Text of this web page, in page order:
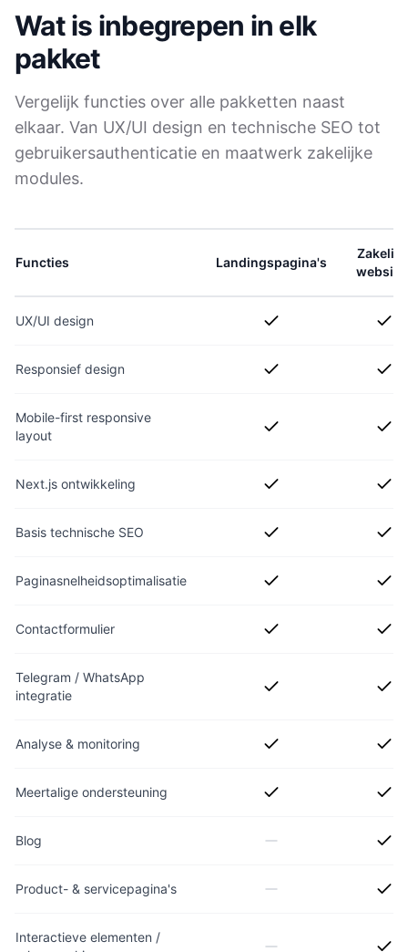
Wat is inbegrepen in elk
pakket
Vergelijk functies over alle pakketten naast
elkaar. Van UX/UI design en technische SEO tot
gebruikersauthenticatie en maatwerk zakelijke
modules.
Functies Landingspagina's
UX/UI design
Responsief design
Mobile-first responsive
layout
Next.js ontwikkeling
Basis technische SEO
Paginasnelheidsoptimalisatie
Contactformulier
Telegram / WhatsApp
integratie
Analyse & monitoring
Meertalige ondersteuning
Blog
Product- & servicepagina's
Interactieve elementen /